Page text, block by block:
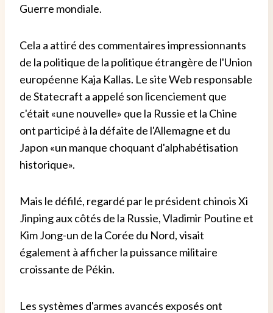
Guerre mondiale.
Cela a attiré des commentaires impressionnants
de la politique de la politique étrangère de l'Union
européenne Kaja Kallas. Le site Web responsable
de Statecraft a appelé son licenciement que
c'était «une nouvelle» que la Russie et la Chine
ont participé à la défaite de l'Allemagne et du
Japon «un manque choquant d'alphabétisation
historique».
Mais le défilé, regardé par le président chinois Xi
Jinping aux côtés de la Russie, Vladimir Poutine et
Kim Jong-un de la Corée du Nord, visait
également à afficher la puissance militaire
croissante de Pékin.
Les systèmes d'armes avancés exposés ont